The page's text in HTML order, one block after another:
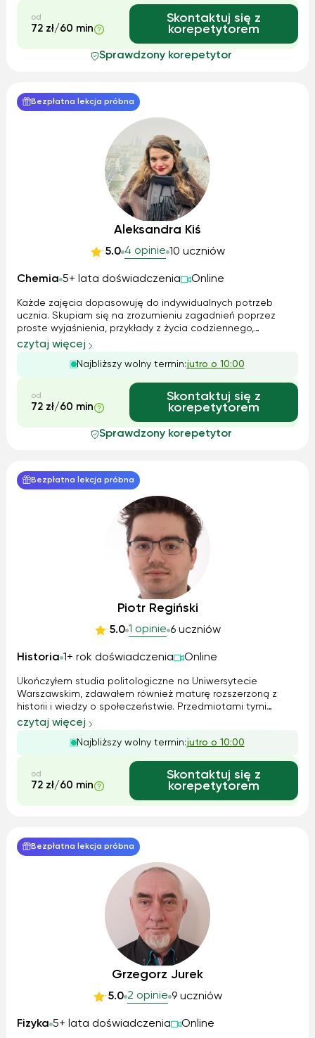
od
72 zł/60 min
Skontaktuj się z
korepetytorem
Sprawdzony korepetytor
Bezpłatna lekcja próbna
Aleksandra Kiś
5.0 4 opinie 10 uczniów
Chemia 5+ lata doświadczenia Online
Każde zajęcia dopasowuję do indywidualnych potrzeb
ucznia. Skupiam się na zrozumieniu zagadnień poprzez
proste wyjaśnienia, przykłady z życia codziennego,
schematy i zadania praktyczne. Regularnie sprawdzam
postępy, uczę logicznego myślenia i rozwiązywania zadań
krok po kroku. Korzystam z materiałów...
czytaj więcej
Najbliższy wolny termin:jutro o 10:00
od
72 zł/60 min
Skontaktuj się z
korepetytorem
Sprawdzony korepetytor
Bezpłatna lekcja próbna
Piotr Regiński
5.0 1 opinie 6 uczniów
Historia 1+ rok doświadczenia Online
Ukończyłem studia politologiczne na Uniwersytecie
Warszawskim, zdawałem również maturę rozszerzoną z
historii i wiedzy o społeczeństwie. Przedmiotami tymi
interesowałem się również hobbistycznie. Jestem w stanie
nie tylko przekazać wiedzę, pomóc zrozumieć czy
powtórzyć dane zagadnienie, ale również ...
czytaj więcej
Najbliższy wolny termin:jutro o 10:00
od
72 zł/60 min
Skontaktuj się z
korepetytorem
Bezpłatna lekcja próbna
Grzegorz Jurek
5.0 2 opinie 9 uczniów
Fizyka 5+ lata doświadczenia Online